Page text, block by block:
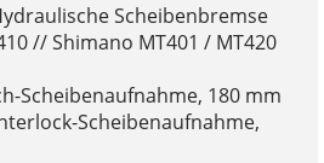
Scheibenbremse
// Shimano MT401 / MT420
Scheibenaufnahme, 180 mm
Scheibenaufnahme,